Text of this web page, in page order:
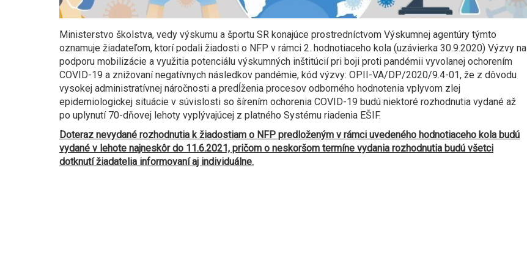
Ministerstvo školstva, vedy výskumu a športu SR konajúce prostredníctvom Výskumnej agentúry týmto
oznamuje žiadateľom, ktorí podali žiadosti o NFP v rámci 2. hodnotiaceho kola (uzávierka 30.9.2020) Výzvy na
podporu mobilizácie a využitia potenciálu výskumných inštitúcií pri boji proti pandémii vyvolanej ochorením
COVID-19 a znižovaní negatívnych následkov pandémie, kód výzvy: OPII-VA/DP/2020/9.4-01​, že z dôvodu
vysokej administratívnej náročnosti a predĺženia procesov odborného hodnotenia vplyvom zlej
epidemiologickej situácie v súvislosti so šírením ochorenia COVID-19 budú niektoré rozhodnutia vydané až
po uplynutí 70-dňovej lehoty vyplývajúcej z platného Systému riadenia EŠIF.
Doteraz nevydané rozhodnutia k žiadostiam o NFP predloženým v rámci uvedeného hodnotiaceho kola budú
vydané v lehote najneskôr do 11.6.2021, pričom o neskoršom termíne vydania rozhodnutia budú všetci
dotknutí žiadatelia informovaní aj individuálne.